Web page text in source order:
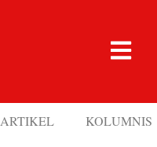
ARTIKEL KOLUMNIS